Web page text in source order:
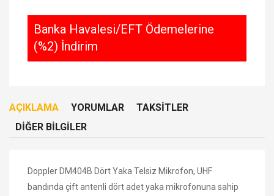
Banka Havalesi/EFT Ödemelerine
(%2) İndirim
AÇIKLAMA YORUMLAR
TAKSITLER
DIĞER BILGILER
Doppler DM404B Dört Yaka Telsiz Mikrofon, UHF
bandında çift antenli dört adet yaka mikrofonuna sahip